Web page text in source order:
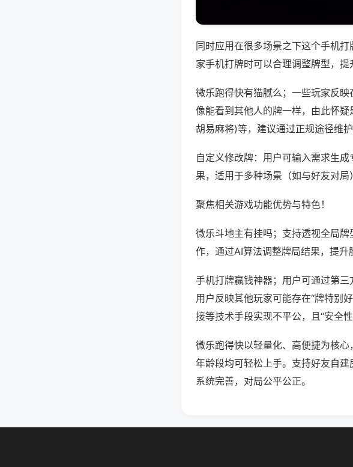
同时应用在很多场景之下这个手机
家手机打牌时可以合理调整牌型，提
微乐跑得快有猫腻么；一些玩家反
像能看到其他人的牌一样，由此怀
胡易麻将)等，建议通过正规途径维护
自定义修改牌：用户可输入需求生
果，适用于多种场景（如与好友对局
聚焦相关游戏功能优势与特色！
微乐斗地主有挂吗；支持透视全局
作，通过AI算法调整牌局结果，提升
手机打牌赢钱神器；用户可通过第三
用户反映其他玩家可能存在“牌特别
接等技术手段实现不平公，且“安全性
微乐跑得快以轻量化、高便捷为核
年龄段均可轻松上手。支持好友自
系统完善，对局公平公正。